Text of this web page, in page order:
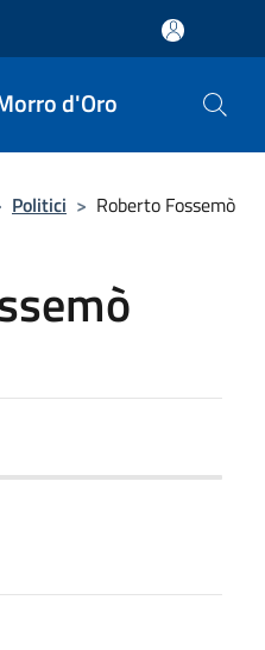
d'Oro
Politici > Roberto Fossemò